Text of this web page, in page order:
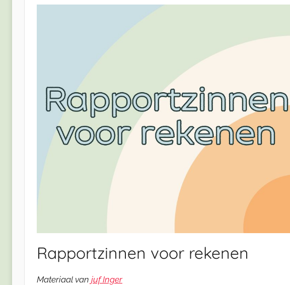
Rapportzinnen voor rekenen
Materiaal van juf Inger